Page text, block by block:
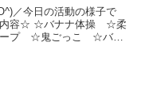
楽しい療育
／今日の活動の様子で
内容☆ ☆バナナ体操 ☆柔
ープ ☆鬼ごっこ ☆バラ